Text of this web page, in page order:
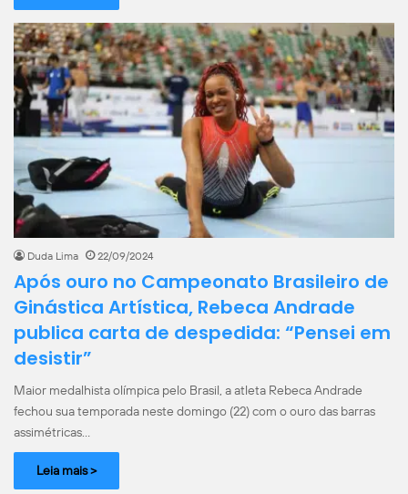
Duda Lima 22/09/2024
Após ouro no Campeonato Brasileiro de
Ginástica Artística, Rebeca Andrade
publica carta de despedida: “Pensei em
desistir”
Maior medalhista olímpica pelo Brasil, a atleta Rebeca Andrade
fechou sua temporada neste domingo (22) com o ouro das barras
assimétricas…
Leia mais >